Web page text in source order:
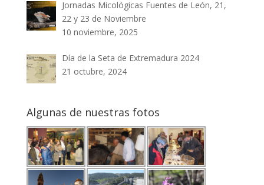
Jornadas Micológicas Fuentes de León, 21,
22 y 23 de Noviembre
10 noviembre, 2025
Día de la Seta de Extremadura 2024
21 octubre, 2024
Algunas de nuestras fotos